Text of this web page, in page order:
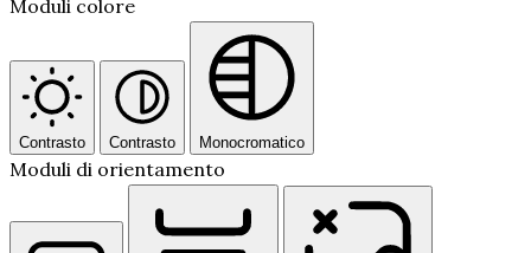
Moduli colore
Contrasto Contrasto Monocromatico
Moduli di orientamento